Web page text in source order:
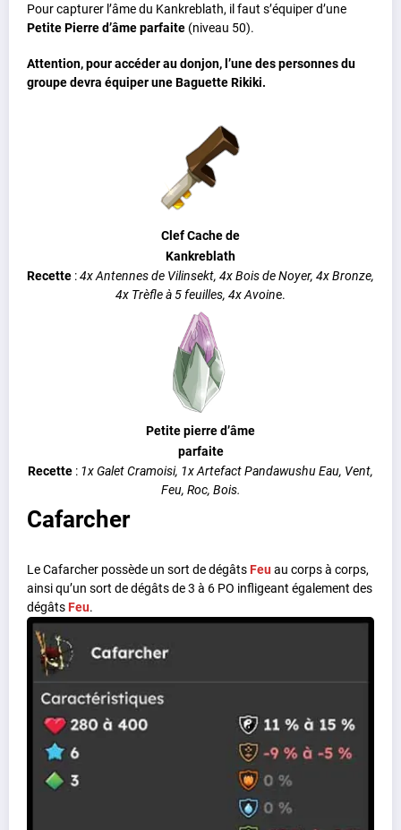
Pour capturer l’âme du Kankreblath, il faut s’équiper d’une
Petite Pierre d’âme parfaite (niveau 50).
Attention, pour accéder au donjon, l’une des personnes du
groupe devra équiper une Baguette Rikiki.
Clef Cache de
Kankreblath
Recette :4x Antennes de Vilinsekt, 4x Bois de Noyer, 4x Bronze,
4x Trèfle à 5 feuilles, 4x Avoine.
Petite pierre d’âme
parfaite
Recette : 1x Galet Cramoisi, 1x Artefact Pandawushu Eau, Vent,
Feu, Roc, Bois.
Cafarcher
Le Cafarcher possède un sort de dégâts Feu au corps à corps,
ainsi qu’un sort de dégâts de 3 à 6 PO infligeant également des
dégâts Feu.